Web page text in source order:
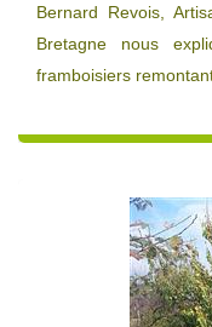
Bernard Revois,
Bretagne nous
framboisiers